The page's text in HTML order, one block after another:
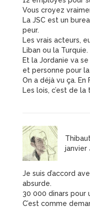
Vous croyez
La JSC est un
peur.
Les vrais acteurs,
Liban ou la Turquie.
Et la Jordanie va
et personne pour
On a déjà vu ça. En
Les lois, c’est de
janvier
Je suis d’accord
absurde.
30 000 dinars pour
C’est comme